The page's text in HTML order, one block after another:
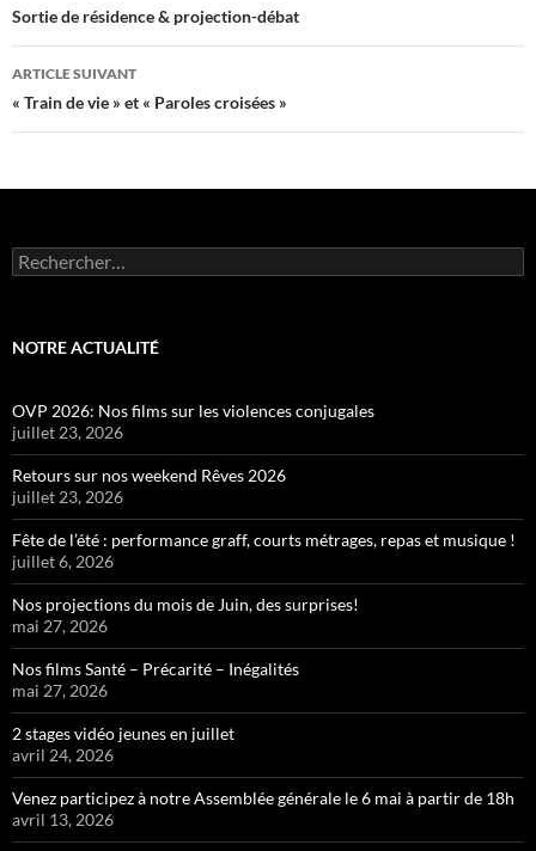
des
articles
Sortie de résidence & projection-débat
ARTICLE SUIVANT
« Train de vie » et « Paroles croisées »
Rechercher :
NOTRE ACTUALITÉ
OVP 2026: Nos films sur les violences conjugales
juillet 23, 2026
Retours sur nos weekend Rêves 2026
juillet 23, 2026
Fête de l’été : performance graff, courts métrages, repas et musique !
juillet 6, 2026
Nos projections du mois de Juin, des surprises!
mai 27, 2026
Nos films Santé – Précarité – Inégalités
mai 27, 2026
2 stages vidéo jeunes en juillet
avril 24, 2026
Venez participez à notre Assemblée générale le 6 mai à partir de 18h
avril 13, 2026